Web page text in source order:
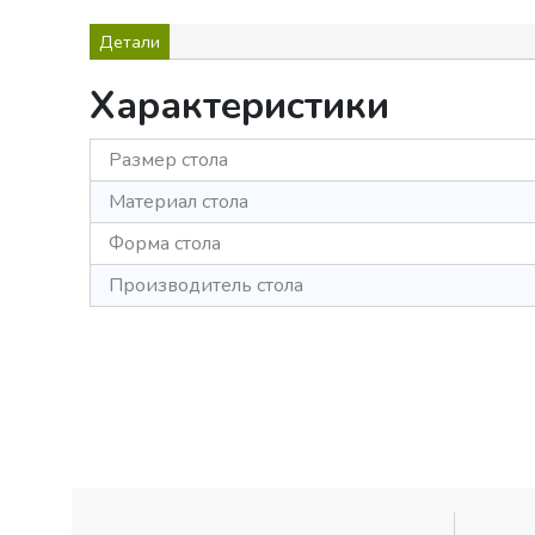
Детали
Характеристики
Размер стола
Материал стола
Форма стола
Производитель стола